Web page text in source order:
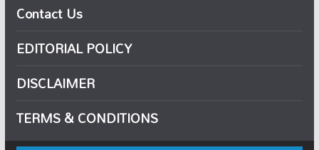
Contact Us
EDITORIAL POLICY
DISCLAIMER
TERMS & CONDITIONS